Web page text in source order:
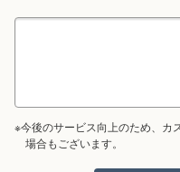
※今後のサービス向上のため、カ
場合もございます。